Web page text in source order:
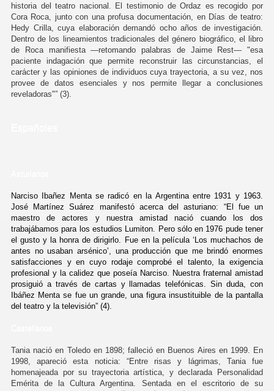
historia del teatro nacional. El testimonio de Ordaz es recogido por
Cora Roca, junto con una profusa documentación, en Días de teatro:
Hedy Crilla, cuya elaboración demandó ocho años de investigación.
Dentro de los lineamientos tradicionales del género biográfico, el libro
de Roca manifiesta —retomando palabras de Jaime Rest— "esa
paciente indagación que permite reconstruir las circunstancias, el
carácter y las opiniones de individuos cuya trayectoria, a su vez, nos
provee de datos esenciales y nos permite llegar a conclusiones
reveladoras"” (3).
Narciso Ibañez Menta se radicó en la Argentina entre 1931 y 1963.
José Martínez Suárez manifestó acerca del asturiano: “El fue un
maestro de actores y nuestra amistad nació cuando los dos
trabajábamos para los estudios Lumiton. Pero sólo en 1976 pude tener
el gusto y la honra de dirigirlo. Fue en la película ‘Los muchachos de
antes no usaban arsénico’, una producción que me brindó enormes
satisfacciones y en cuyo rodaje comprobé el talento, la exigencia
profesional y la calidez que poseía Narciso. Nuestra fraternal amistad
prosiguió a través de cartas y llamadas telefónicas. Sin duda, con
Ibáñez Menta se fue un grande, una figura insustituible de la pantalla
del teatro y la televisión” (4).
Tania nació en Toledo en 1898; falleció en Buenos Aires en 1999. En
1998, apareció esta noticia: “Entre risas y lágrimas, Tania fue
homenajeada por su trayectoria artística, y declarada Personalidad
Emérita de la Cultura Argentina. Sentada en el escritorio de su